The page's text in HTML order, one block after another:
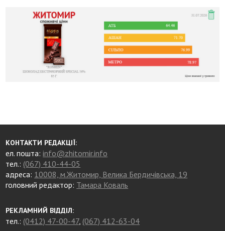
КОНТАКТИ РЕДАКЦІЇ:
ел. пошта:info@zhitomir.info
тел.: (067) 410-44-05
адреса: 10008, м.Житомир, Велика Бердичівська, 19
головний редактор: Тамара Коваль
РЕКЛАМНИЙ ВІДДІЛ:
тел.: (0412) 47-00-47, (067) 412-63-04